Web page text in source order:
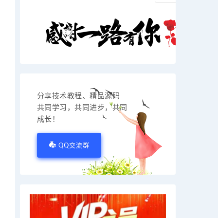
分享技术教程、精品源码
共同学习，共同进步，共同
成长！
QQ交流群